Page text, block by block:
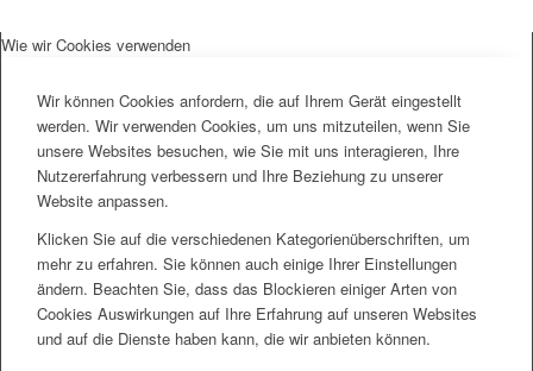
Wie wir Cookies verwenden
Wir können Cookies anfordern, die auf Ihrem Gerät eingestellt
werden. Wir verwenden Cookies, um uns mitzuteilen, wenn Sie
unsere Websites besuchen, wie Sie mit uns interagieren, Ihre
Nutzererfahrung verbessern und Ihre Beziehung zu unserer
Website anpassen.
Klicken Sie auf die verschiedenen Kategorienüberschriften, um
mehr zu erfahren. Sie können auch einige Ihrer Einstellungen
ändern. Beachten Sie, dass das Blockieren einiger Arten von
Cookies Auswirkungen auf Ihre Erfahrung auf unseren Websites
und auf die Dienste haben kann, die wir anbieten können.